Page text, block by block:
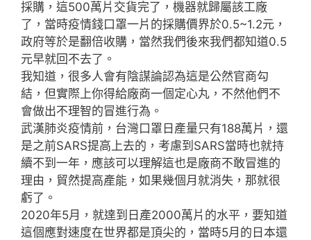
採購，這500萬片交貨完了，機器就歸屬該工廠
了，當時疫情錢口罩一片的採購價界於0.5~1.2元，
政府等於是翻倍收購，當然我們後來我們都知道0.5
元早就回不去了。
我知道，很多人會有陰謀論認為這是公然官商勾
結，但實際上你得給廠商一個定心丸，不然他們不
會做出不理智的冒進行為。
武漢肺炎疫情前，台灣口罩日產量只有188萬片，還
是之前SARS提高上去的，考慮到SARS當時也就持
續不到一年，應該可以理解這也是廠商不敢冒進的
理由，貿然提高產能，如果幾個月就消失，那就很
虧了。
2020年5月，就達到日產2000萬片的水平，要知道
這個應對速度在世界都是頂尖的，當時5月的日本還